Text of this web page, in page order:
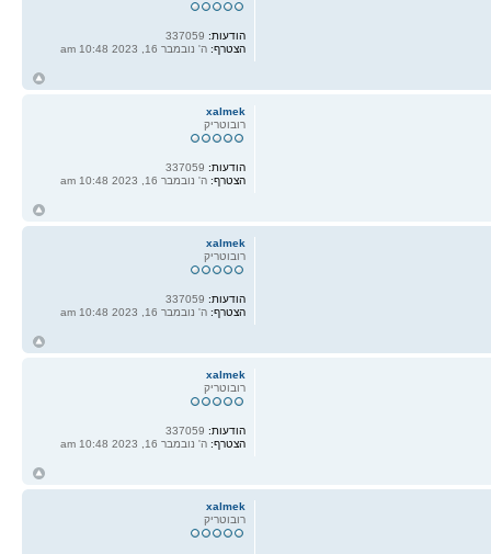
הודעות:
הצטרף: ה' נובמבר 16, 2023 10:48 am
xalmek
רובוטריק
הודעות:337059
הצטרף:ה' נובמבר 16, 2023 10:48 am
xalmek
רובוטריק
הודעות:
הצטרף: ה' נובמבר 16, 2023 10:48 am
xalmek
רובוטריק
הודעות:337059
הצטרף:ה' נובמבר 16, 2023 10:48 am
xalmek
רובוטריק